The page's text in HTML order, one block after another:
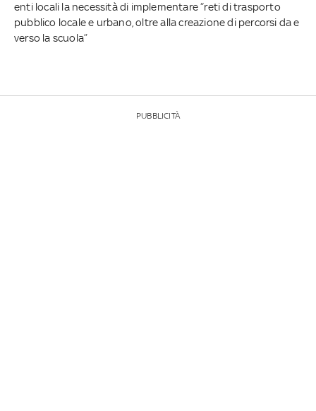
enti locali la necessità di implementare “reti di trasporto
pubblico locale e urbano, oltre alla creazione di percorsi da e
verso la scuola”
PUBBLICITÀ